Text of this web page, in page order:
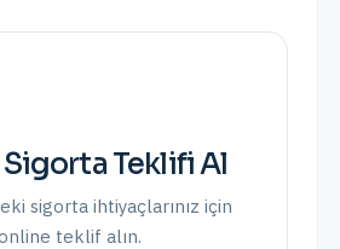
Teklifi Al
sigorta ihtiyaçlarınız için
teklif alın.